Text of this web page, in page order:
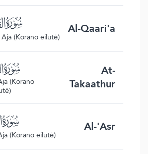
(Korano eilutė) Al-Qaari'a
(Korano
At-
Takaathur
(Korano eilutė) Al-'Asr